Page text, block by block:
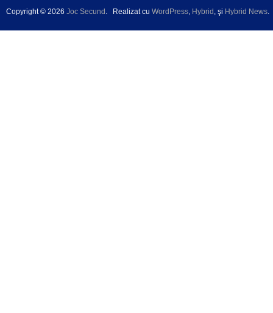
Copyright © 2026 Joc Secund . Realizat cu WordPress, Hybrid , şi Hybrid News.